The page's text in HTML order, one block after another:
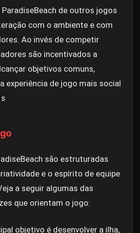
de outros jogos
com o ambiente e com
Ao invés de competir
são incentivados a
objetivos comuns,
experiência de jogo mais social
são estruturadas
e o espírito de equipe
a seguir algumas das
que orientam o jogo:
objetivo é desenvolver a ilha,